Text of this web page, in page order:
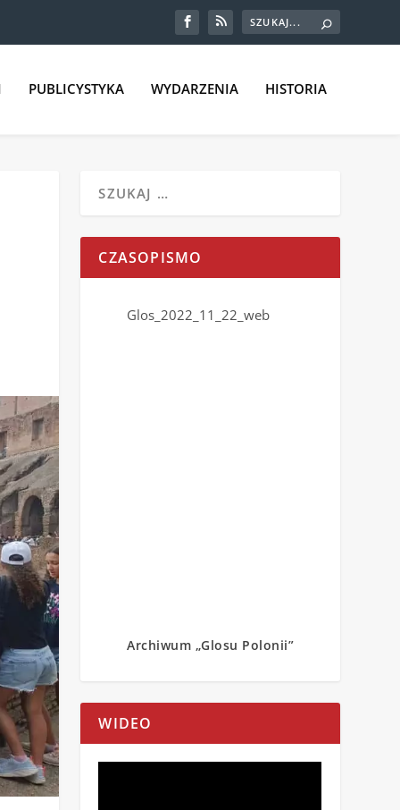
PUBLICYSTYKA WYDARZENIA HISTORIA
CZASOPISMO
Glos_2022_11_22_web
Archiwum „Glosu Polonii”
WIDEO